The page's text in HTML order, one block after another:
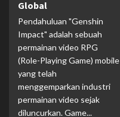
Global
Pendahuluan "Genshin
Impact" adalah sebuah
permainan video RPG
(Role-Playing Game) mobile
yang telah
menggemparkan industri
permainan video sejak
diluncurkan. Game...